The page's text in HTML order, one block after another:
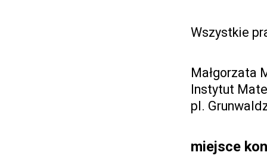
Wszystkie
Małgorzata
Instytut
pl.
miejsce